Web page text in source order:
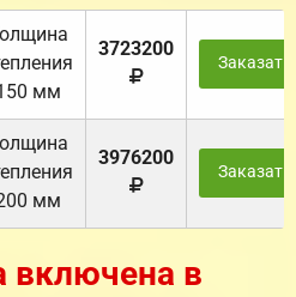
мм
3723200
Заказать
мм
3976200
Заказать
включена в